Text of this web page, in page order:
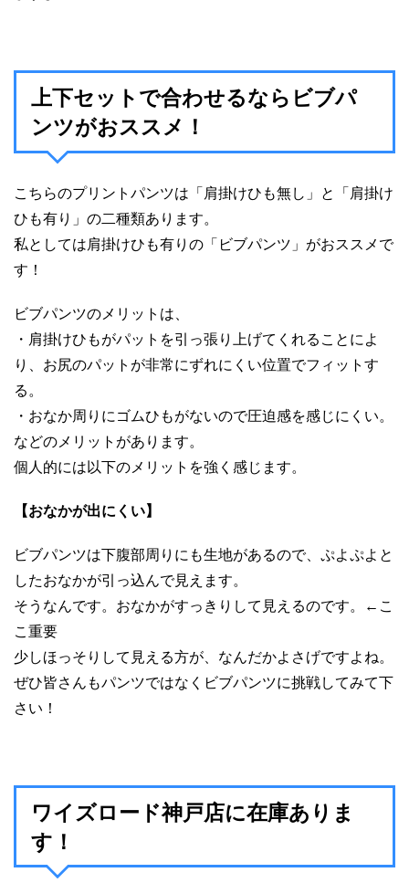
上下セットで合わせるならビブパ
ンツがおススメ！
こちらのプリントパンツは「肩掛けひも無し」と「肩掛け
ひも有り」の二種類あります。
私としては肩掛けひも有りの「ビブパンツ」がおススメで
す！
ビブパンツのメリットは、
・肩掛けひもがパットを引っ張り上げてくれることによ
り、お尻のパットが非常にずれにくい位置でフィットす
る。
・おなか周りにゴムひもがないので圧迫感を感じにくい。
などのメリットがあります。
個人的には以下のメリットを強く感じます。
【おなかが出にくい】
ビブパンツは下腹部周りにも生地があるので、ぷよぷよと
したおなかが引っ込んで見えます。
そうなんです。おなかがすっきりして見えるのです。←こ
こ重要
少しほっそりして見える方が、なんだかよさげですよね。
ぜひ皆さんもパンツではなくビブパンツに挑戦してみて下
さい！
ワイズロード神戸店に在庫ありま
す！